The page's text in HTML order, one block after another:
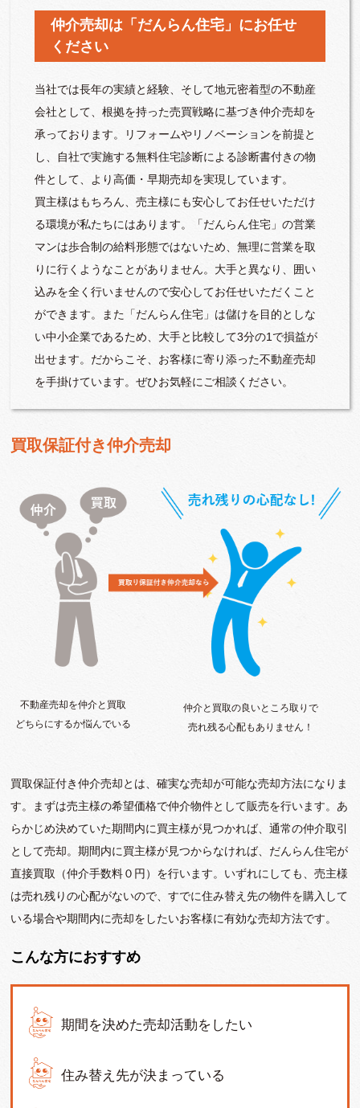
仲介売却は「だんらん住宅」にお任せ
ください
当社では長年の実績と経験、そして地元密着型の不動産
会社として、根拠を持った売買戦略に基づき仲介売却を
承っております。リフォームやリノベーションを前提と
し、自社で実施する無料住宅診断による診断書付きの物
件として、より高価・早期売却を実現しています。
買主様はもちろん、売主様にも安心してお任せいただけ
る環境が私たちにはあります。「だんらん住宅」の営業
マンは歩合制の給料形態ではないため、無理に営業を取
りに行くようなことがありません。大手と異なり、囲い
込みを全く行いませんので安心してお任せいただくこと
ができます。また「だんらん住宅」は儲けを目的としな
い中小企業であるため、大手と比較して3分の1で損益が
出せます。だからこそ、お客様に寄り添った不動産売却
を手掛けています。ぜひお気軽にご相談ください。
買取保証付き仲介売却
不動産売却を仲介と買取
どちらにするか悩んでいる
仲介と買取の良いところ取りで
売れ残る心配もありません！
買取保証付き仲介売却とは、確実な売却が可能な売却方法になりま
す。まずは売主様の希望価格で仲介物件として販売を行います。あ
らかじめ決めていた期間内に買主様が見つかれば、通常の仲介取引
として売却。期間内に買主様が見つからなければ、だんらん住宅が
直接買取（仲介手数料０円）を行います。いずれにしても、売主様
は売れ残りの心配がないので、すでに住み替え先の物件を購入して
いる場合や期間内に売却をしたいお客様に有効な売却方法です。
こんな方におすすめ
期間を決めた売却活動をしたい
住み替え先が決まっている